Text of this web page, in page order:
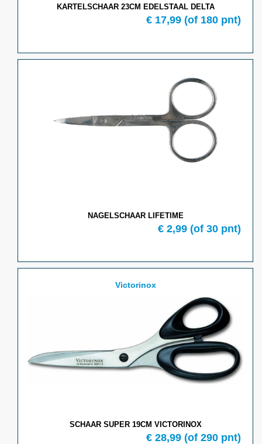
KARTELSCHAAR 23CM EDELSTAAL DELTA
€ 17,99 (of 180 pnt)
NAGELSCHAAR LIFETIME
€ 2,99 (of 30 pnt)
Victorinox
SCHAAR SUPER 19CM VICTORINOX
€ 28,99 (of 290 pnt)